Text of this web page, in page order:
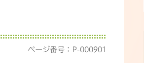
ページ番号：P-000901